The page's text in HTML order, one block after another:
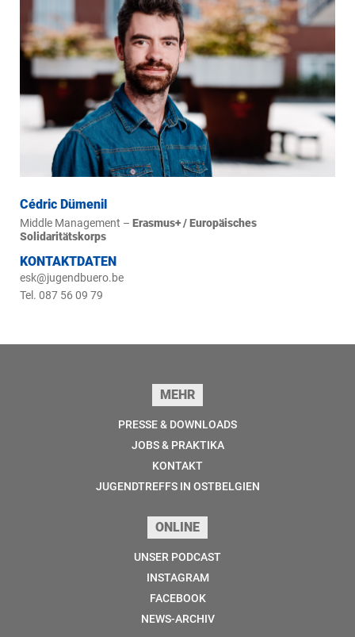
Cédric Dümenil
Middle Management – Erasmus+ / Europäisches
Solidaritätskorps
KONTAKTDATEN
esk@jugendbuero.be
Tel. 087 56 09 79
MEHR
PRESSE & DOWNLOADS
JOBS & PRAKTIKA
KONTAKT
JUGENDTREFFS IN OSTBELGIEN
ONLINE
UNSER PODCAST
INSTAGRAM
FACEBOOK
NEWS-ARCHIV